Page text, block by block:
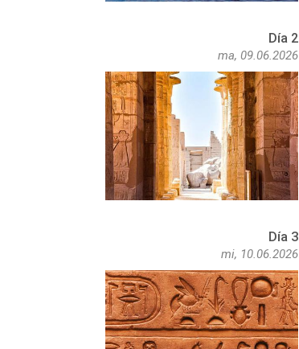
Día 2
ma, 09.06.2026
Día 3
mi, 10.06.2026